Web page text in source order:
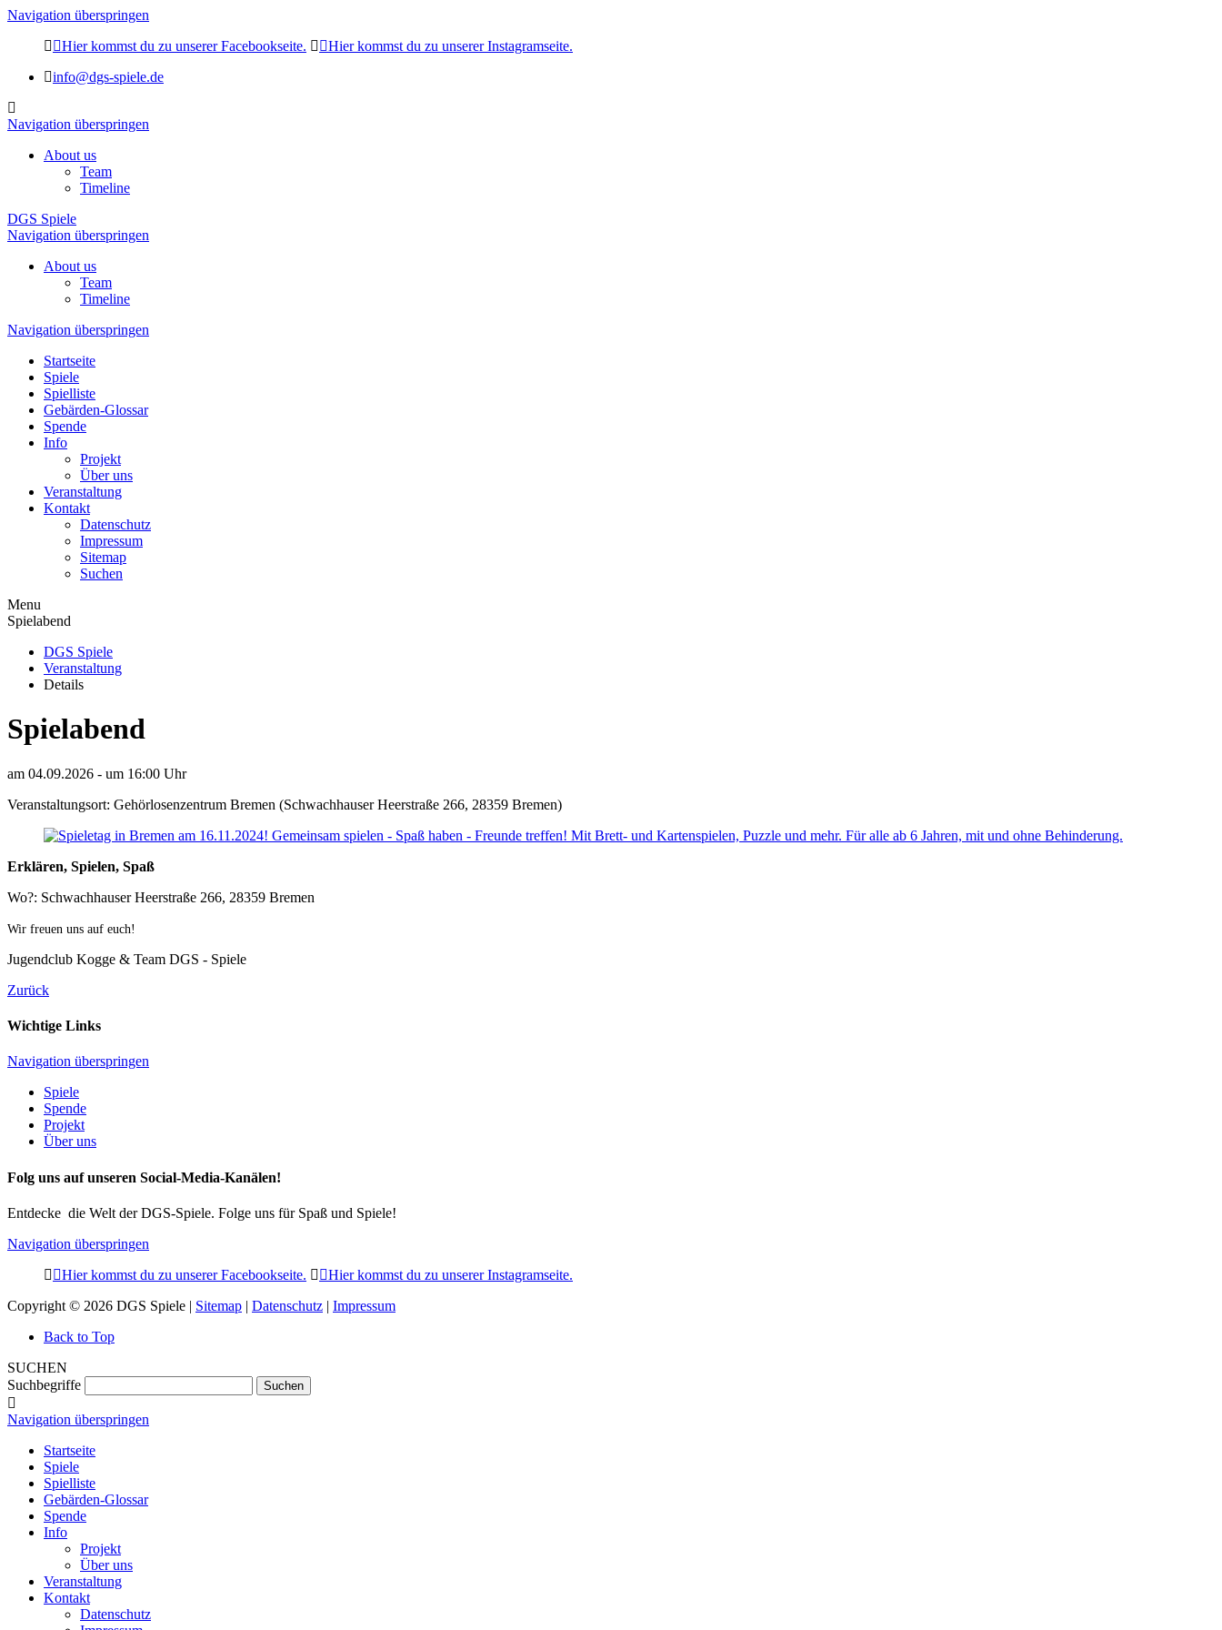
Navigation überspringen
Hier kommst du zu unserer Facebookseite.
Hier kommst du zu unserer Instagramseite.
info@dgs-spiele.de
Navigation überspringen
About us
Team
Timeline
DGS Spiele
Navigation überspringen
About us
Team
Timeline
Navigation überspringen
Startseite
Spiele
Spielliste
Gebärden-Glossar
Spende
Info
Projekt
Über uns
Veranstaltung
Kontakt
Datenschutz
Impressum
Sitemap
Suchen
Menu
Spielabend
DGS Spiele
Veranstaltung
Details
Spielabend
am 04.09.2026 - um 16:00 Uhr
Veranstaltungsort: Gehörlosenzentrum Bremen (Schwachhauser Heerstraße 266, 28359 Bremen)
Erklären, Spielen, Spaß
Wo?: Schwachhauser Heerstraße 266, 28359 Bremen
Wir freuen uns auf euch!
Jugendclub Kogge & Team DGS - Spiele
Zurück
Wichtige Links
Navigation überspringen
Spiele
Spende
Projekt
Über uns
Folg uns auf unseren Social-Media-Kanälen!
Entdecke die Welt der DGS-Spiele. Folge uns für Spaß und Spiele!
Navigation überspringen
Hier kommst du zu unserer Facebookseite.
Hier kommst du zu unserer Instagramseite.
Copyright © 2026 DGS Spiele | Sitemap | Datenschutz | Impressum
Back to Top
SUCHEN
Suchbegriffe
Suchen
Navigation überspringen
Startseite
Spiele
Spielliste
Gebärden-Glossar
Spende
Info
Projekt
Über uns
Veranstaltung
Kontakt
Datenschutz